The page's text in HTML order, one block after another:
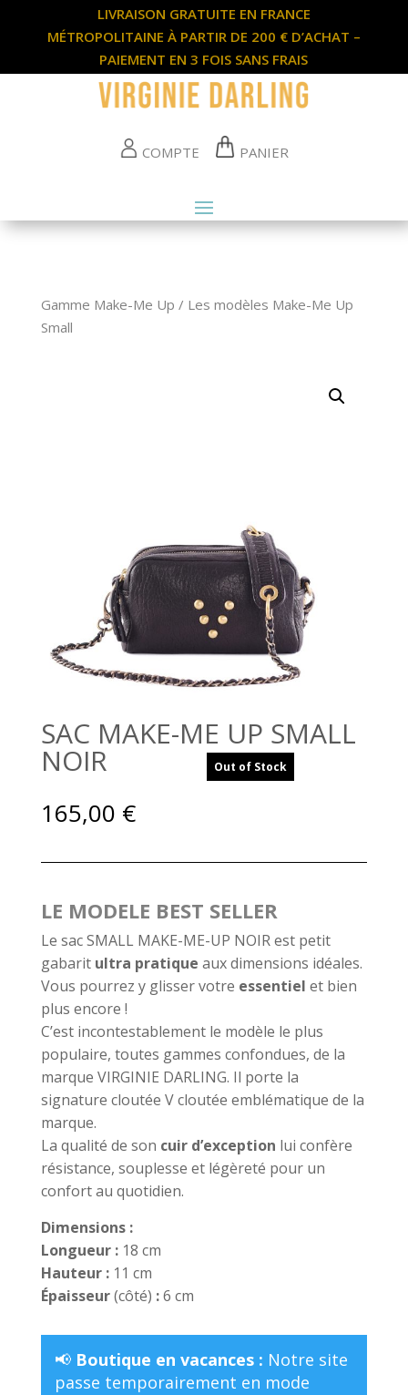
LIVRAISON GRATUITE EN FRANCE
MÉTROPOLITAINE À PARTIR DE 200 € D’ACHAT –
PAIEMENT EN 3 FOIS SANS FRAIS
COMPTE PANIER
Gamme Make-Me Up / Les modèles Make-Me Up
Small
SAC MAKE-ME UP SMALL
NOIR
165,00 €
Out of Stock
LE MODELE BEST SELLER
Le sac SMALL MAKE-ME-UP NOIR est petit
gabarit ultra pratique aux dimensions idéales.
Vous pourrez y glisser votre essentiel et bien
plus encore !
C’est incontestablement le modèle le plus
populaire, toutes gammes confondues, de la
marque VIRGINIE DARLING. Il porte la
signature cloutée V cloutée emblématique de la
marque.
La qualité de son cuir d’exception lui confère
résistance, souplesse et légèreté pour un
confort au quotidien.
Dimensions :
Longueur :18 cm
Hauteur :11 cm
Épaisseur(côté) :6 cm
📢 Boutique en vacances : Notre site
passe temporairement en mode